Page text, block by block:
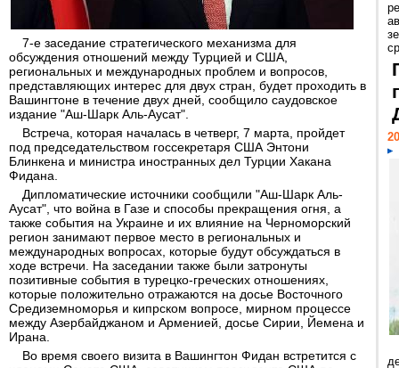
7-е заседание стратегического механизма для
обсуждения отношений между Турцией и США,
региональных и международных проблем и вопросов,
представляющих интерес для двух стран, будет проходить в
Вашингтоне в течение двух дней, сообщило саудовское
издание "Аш-Шарк Аль-Аусат".
Встреча, которая началась в четверг, 7 марта, пройдет
под председательством госсекретаря США Энтони
Блинкена и министра иностранных дел Турции Хакана
Фидана.
Дипломатические источники сообщили "Аш-Шарк Аль-
Аусат", что война в Газе и способы прекращения огня, а
также события на Украине и их влияние на Черноморский
регион занимают первое место в региональных и
международных вопросах, которые будут обсуждаться в
ходе встречи. На заседании также были затронуты
позитивные события в турецко-греческих отношениях,
которые положительно отражаются на досье Восточного
Средиземноморья и кипрском вопросе, мирном процессе
между Азербайджаном и Арменией, досье Сирии, Йемена и
Ирана.
Во время своего визита в Вашингтон Фидан встретится с